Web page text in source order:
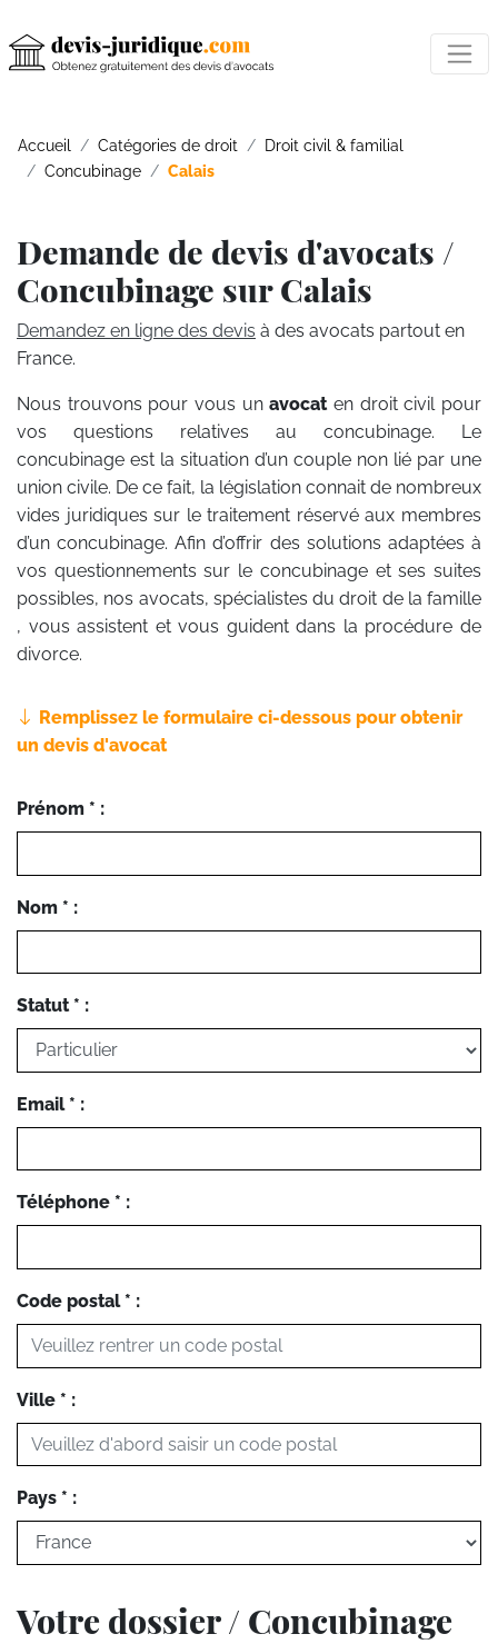
Accueil Catégories de droit
Droit civil & familial
Concubinage
Calais
Demande de devis d'avocats /
Concubinage sur Calais
Demandez en ligne des devis à des avocats partout en
France.
Nous trouvons pour vous unavocaten droit civil pour
vos questions relatives au concubinage. Le
concubinage est la situation d’un couple non lié par une
union civile. De ce fait, la législation connait de nombreux
vides juridiques sur le traitement réservé aux membres
d’un concubinage. Afin d’offrir des solutions adaptées à
vos questionnements sur le concubinage et ses suites
possibles, nos avocats, spécialistes du droit de la famille
, vous assistent et vous guident dans la procédure de
divorce.
Remplissez le formulaire ci-dessous pour obtenir
un devis d'avocat
Prénom * :
Nom * :
Statut * :
Email * :
Téléphone * :
Code postal * :
Ville * :
Pays * :
Votre dossier / Concubinage